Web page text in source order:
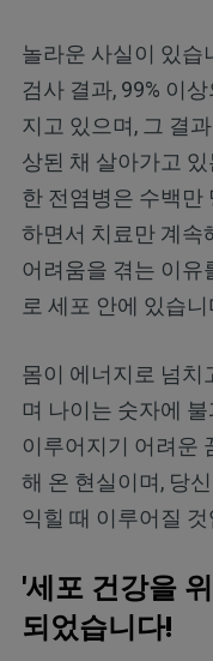
놀라운 사실이 있습
검사 결과, 99% 이
지고 있으며, 그 결
상된 채 살아가고
한 전염병은 수백만
하면서 치료만 계속
어려움을 겪는 이유
로 세포 안에 있습니
몸이 에너지로 넘치
며 나이는 숫자에
이루어지기 어려운
해 온 현실이며, 당
익힐 때 이루어질
'세포 건강을
되었습니다!